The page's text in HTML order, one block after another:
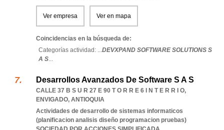
Ver empresa Ver en mapa
Coincidencias en la búsqueda de:
Categorías actividad: ...DEVXPAND SOFTWARE SOLUTIONS S
A S...
Desarrollos Avanzados De Software S A S
CALLE 37 B S U R 27 E 90 T O R R E 6 I N T E R R I O,
ENVIGADO, ANTIOQUIA
Actividades de desarrollo de sistemas informaticos
(planificacion analisis diseño programacion pruebas)